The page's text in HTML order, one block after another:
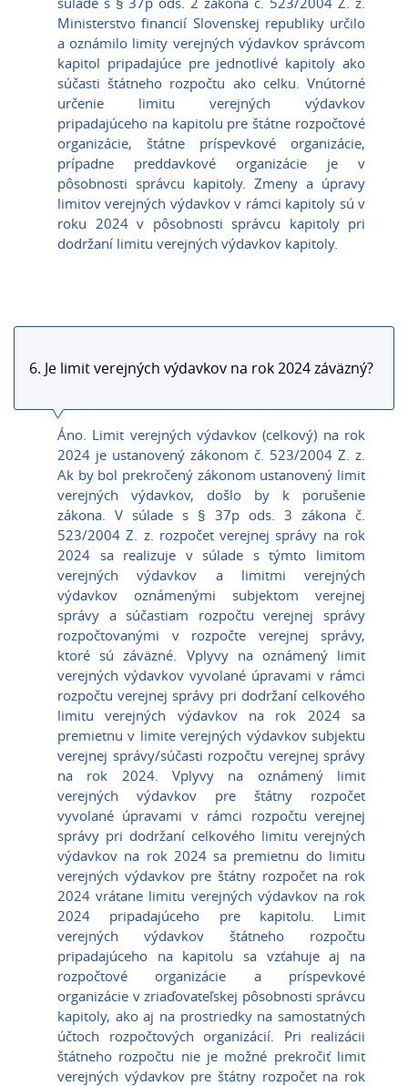
Ministerstvo financií Slovenskej republiky určilo
a oznámilo limity verejných výdavkov správcom
kapitol pripadajúce pre jednotlivé kapitoly ako
súčasti štátneho rozpočtu ako celku. Vnútorné
určenie limitu verejných výdavkov
pripadajúceho na kapitolu pre štátne rozpočtové
organizácie, štátne príspevkové organizácie,
prípadne preddavkové organizácie je v
pôsobnosti správcu kapitoly. Zmeny a úpravy
limitov verejných výdavkov v rámci kapitoly sú v
roku 2024 v pôsobnosti správcu kapitoly pri
dodržaní limitu verejných výdavkov kapitoly.
6. Je limit verejných výdavkov na rok 2024 záväzný?
Áno. Limit verejných výdavkov (celkový) na rok
2024 je ustanovený zákonom č. 523/2004 Z. z.
Ak by bol prekročený zákonom ustanovený limit
verejných výdavkov, došlo by k porušenie
zákona. V súlade s § 37p ods. 3 zákona č.
523/2004 Z. z. rozpočet verejnej správy na rok
2024 sa realizuje v súlade s týmto limitom
verejných výdavkov a limitmi verejných
výdavkov oznámenými subjektom verejnej
správy a súčastiam rozpočtu verejnej správy
rozpočtovanými v rozpočte verejnej správy,
ktoré sú záväzné. Vplyvy na oznámený limit
verejných výdavkov vyvolané úpravami v rámci
rozpočtu verejnej správy pri dodržaní celkového
limitu verejných výdavkov na rok 2024 sa
premietnu v limite verejných výdavkov subjektu
verejnej správy/súčasti rozpočtu verejnej správy
na rok 2024. Vplyvy na oznámený limit
verejných výdavkov pre štátny rozpočet
vyvolané úpravami v rámci rozpočtu verejnej
správy pri dodržaní celkového limitu verejných
výdavkov na rok 2024 sa premietnu do limitu
verejných výdavkov pre štátny rozpočet na rok
2024 vrátane limitu verejných výdavkov na rok
2024 pripadajúceho pre kapitolu. Limit
verejných výdavkov štátneho rozpočtu
pripadajúceho na kapitolu sa vzťahuje aj na
rozpočtové organizácie a príspevkové
organizácie v zriaďovateľskej pôsobnosti správcu
kapitoly, ako aj na prostriedky na samostatných
účtoch rozpočtových organizácií. Pri realizácii
štátneho rozpočtu nie je možné prekročiť limit
verejných výdavkov pre štátny rozpočet na rok